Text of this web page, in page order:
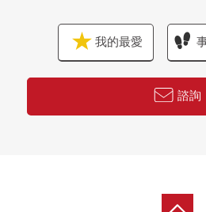
■ 從負責人一句話
○ 也把周邊環境以及周邊設施合
做向導吧。
○ 購買時的各項費用、月的償還
○ 也一共接受移動(重新購買)需討
我的最愛
諮詢